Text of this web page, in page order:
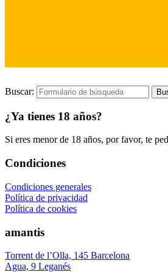
Buscar:
¿Ya tienes 18 años?
Si eres menor de 18 años, por favor, te
Condiciones
Condiciones generales
Política de privacidad
Política de cookies
amantis
Torrent de l’Olla, 145 Barcelona
Agua, 9 Leganés